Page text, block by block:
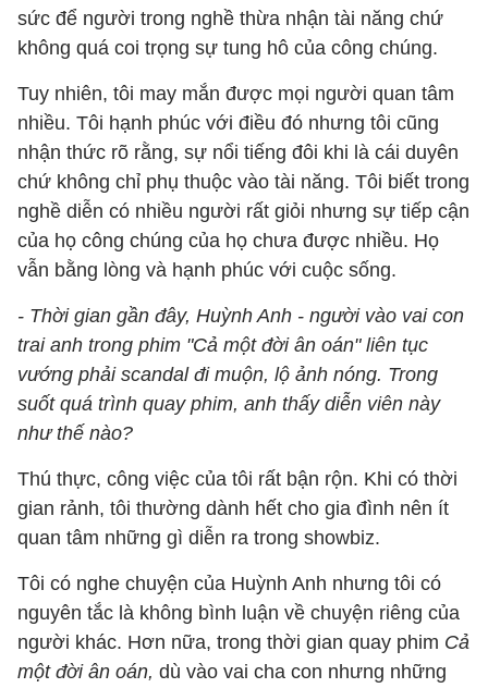
sức để người trong nghề thừa nhận tài năng chứ
không quá coi trọng sự tung hô của công chúng.
Tuy nhiên, tôi may mắn được mọi người quan tâm
nhiều. Tôi hạnh phúc với điều đó nhưng tôi cũng
nhận thức rõ rằng, sự nổi tiếng đôi khi là cái duyên
chứ không chỉ phụ thuộc vào tài năng. Tôi biết trong
nghề diễn có nhiều người rất giỏi nhưng sự tiếp cận
của họ công chúng của họ chưa được nhiều. Họ
vẫn bằng lòng và hạnh phúc với cuộc sống.
- Thời gian gần đây, Huỳnh Anh - người vào vai con
trai anh trong phim "Cả một đời ân oán" liên tục
vướng phải scandal đi muộn, lộ ảnh nóng. Trong
suốt quá trình quay phim, anh thấy diễn viên này
như thế nào?
Thú thực, công việc của tôi rất bận rộn. Khi có thời
gian rảnh, tôi thường dành hết cho gia đình nên ít
quan tâm những gì diễn ra trong showbiz.
Tôi có nghe chuyện của Huỳnh Anh nhưng tôi có
nguyên tắc là không bình luận về chuyện riêng của
người khác. Hơn nữa, trong thời gian quay phim Cả
một đời ân oán, dù vào vai cha con nhưng những